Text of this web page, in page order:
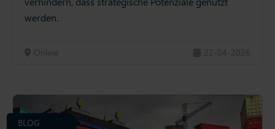
werden.
Online 22-04-2026
BLOG